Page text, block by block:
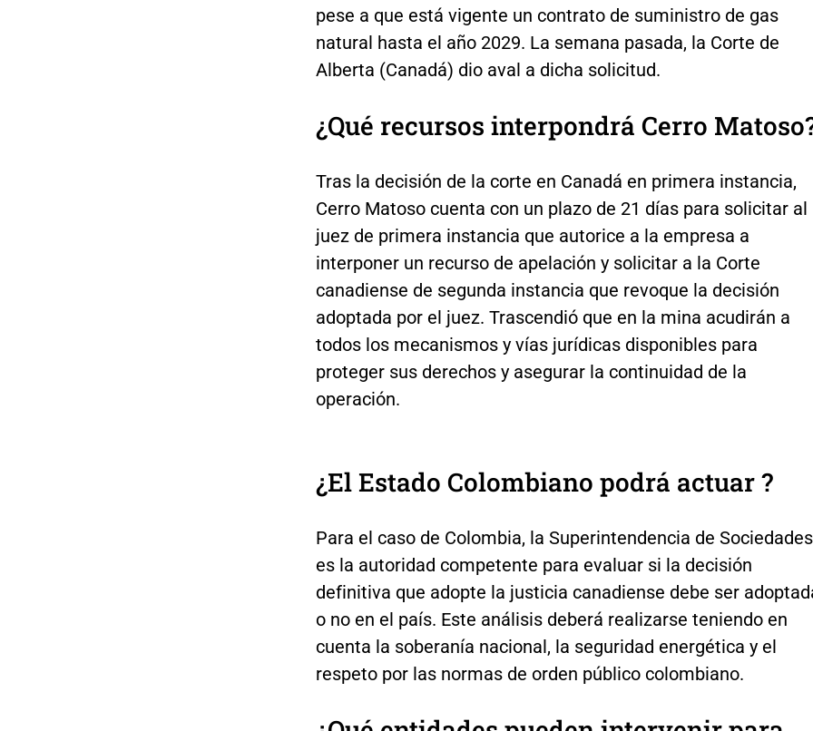
pese a que está vigente un contrato de suministro de gas
natural hasta el año 2029. La semana pasada, la Corte de
Alberta (Canadá) dio aval a dicha solicitud.
¿Qué recursos interpondrá Cerro
Tras la decisión de la corte en Canadá en primera instancia,
Cerro Matoso cuenta con un plazo de 21 días para solicitar al
juez de primera instancia que autorice a la empresa a
interponer un recurso de apelación y solicitar a la Corte
canadiense de segunda instancia que revoque la decisión
adoptada por el juez. Trascendió que en la mina acudirán a
todos los mecanismos y vías jurídicas disponibles para
proteger sus derechos y asegurar la continuidad de la
operación.
¿El Estado Colombiano podrá actuar ?
Para el caso de Colombia, la Superintendencia de Sociedades
es la autoridad competente para evaluar si la decisión
definitiva que adopte la justicia canadiense debe ser
o no en el país. Este análisis deberá realizarse teniendo en
cuenta la soberanía nacional, la seguridad energética y el
respeto por las normas de orden público colombiano.